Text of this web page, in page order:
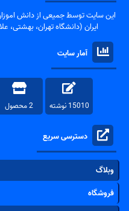
این سایت توسط جمیعی از دانش اموزان
ایران (دانشگاه تهران، بهشتی،
آمار سایت
15010 نوشته 2 محصول
دسترسی سریع
وبلاگ
فروشگاه